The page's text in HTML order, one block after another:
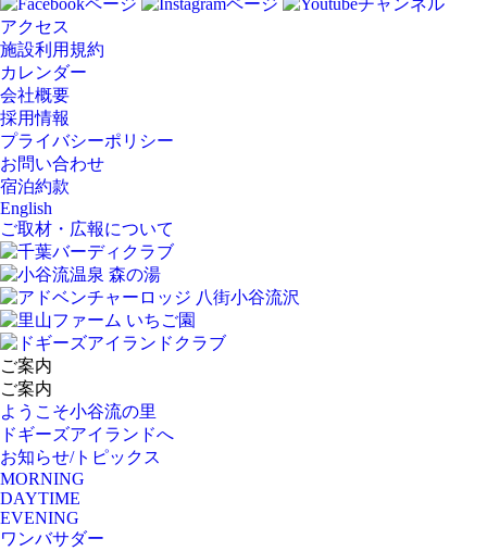
アクセス
施設利用規約
カレンダー
会社概要
採用情報
プライバシーポリシー
お問い合わせ
宿泊約款
English
ご取材・広報について
ご案内
ご案内
ようこそ小谷流の里
ドギーズアイランドへ
お知らせ/トピックス
MORNING
DAYTIME
EVENING
ワンバサダー